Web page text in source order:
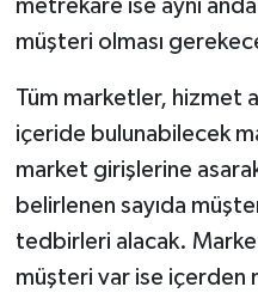
metrekare ise aynı
müşteri olması
Tüm marketler, hizmet
içeride bulunabilecek
market girişlerine
belirlenen sayıda
tedbirleri alacak.
müşteri var ise içerden